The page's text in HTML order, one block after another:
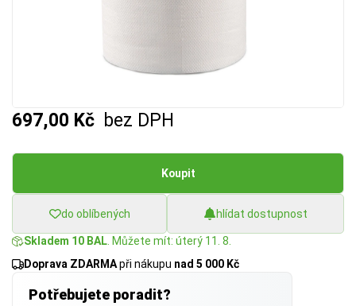
697,00 Kč bez DPH
Koupit
do oblíbených hlídat dostupnost
Skladem 10 BAL . Můžete mít: úterý 11. 8.
Doprava ZDARMApři nákupu nad 5 000 Kč
Potřebujete poradit?